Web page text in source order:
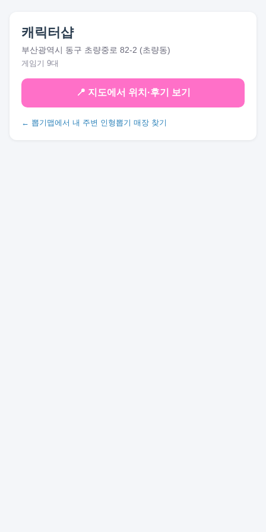
캐릭터샵
부산광역시 동구 초량중로 82-2 (초량동)
게임기 9대
📍 지도에서 위치·후기 보기
← 뽑기맵에서 내 주변 인형뽑기 매장 찾기